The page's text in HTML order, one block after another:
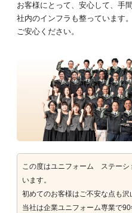
お客様にとって、安心して、手
社内のインフラも整っています。
ご安心ください。
この度はユニフォーム ステーシ
います。
初めてのお客様はご不安な点も沢
当社は企業ユニフォーム専業で90